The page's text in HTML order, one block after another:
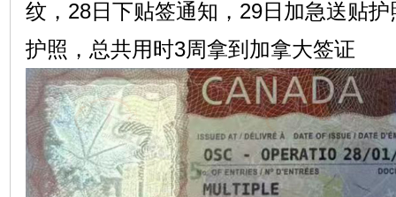
纹，28日下贴签通知，29日加急送贴
护照，总共用时3周拿到加拿大签证